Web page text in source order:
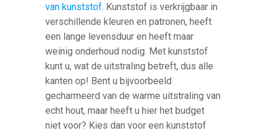
van kunststof . Kunststof is verkrijgbaar in
verschillende kleuren en patronen, heeft
een lange levensduur en heeft maar
weinig onderhoud nodig. Met kunststof
kunt u, wat de uitstraling betreft, dus alle
kanten op! Bent u bijvoorbeeld
gecharmeerd van de warme uitstraling van
echt hout, maar heeft u hier het budget
niet voor? Kies dan voor een kunststof